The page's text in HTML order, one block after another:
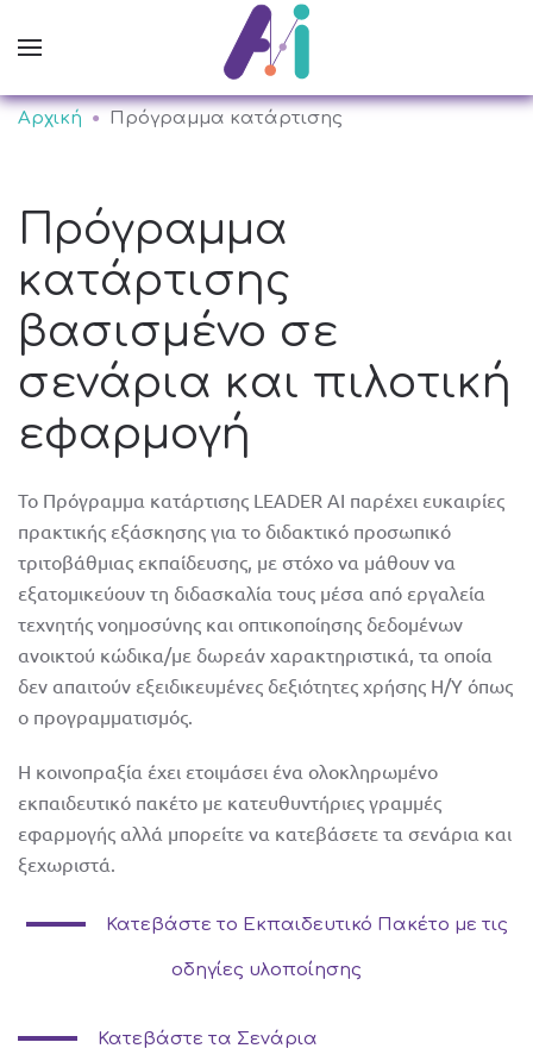
Αρχική Πρόγραμμα κατάρτισης
σχετικά
εταίροι
e-learning
εργαλειοθήκη
RO
Πρόγραμμα
κατάρτισης
βασισμένο σε
σενάρια και πιλοτική
εφαρμογή
To Πρόγραμμα κατάρτισης LEADER AI παρέχει ευκαιρίες
πρακτικής εξάσκησης για το διδακτικό προσωπικό
τριτοβάθμιας εκπαίδευσης, με στόχο να μάθουν να
εξατομικεύουν τη διδασκαλία τους μέσα από εργαλεία
τεχνητής νοημοσύνης και οπτικοποίησης δεδομένων
ανοικτού κώδικα/με δωρεάν χαρακτηριστικά, τα οποία
δεν απαιτούν εξειδικευμένες δεξιότητες χρήσης Η/Υ όπως
ο προγραμματισμός.
Η κοινοπραξία έχει ετοιμάσει ένα ολοκληρωμένο
εκπαιδευτικό πακέτο με κατευθυντήριες γραμμές
εφαρμογής αλλά μπορείτε να κατεβάσετε τα σενάρια και
ξεχωριστά.
Κατεβάστε το Εκπαιδευτικό Πακέτο με τις
οδηγίες υλοποίησης
Κατεβάστε τα Σενάρια